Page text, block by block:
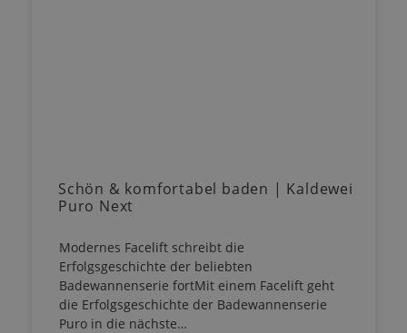
Schön & komfortabel baden | Kaldewei
Puro Next
Modernes Facelift schreibt die
Erfolgsgeschichte der beliebten
Badewannenserie fortMit einem Facelift geht
die Erfolgsgeschichte der Badewannenserie
Puro in die nächste…